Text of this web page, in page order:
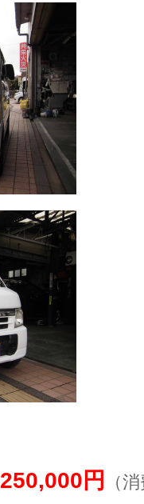
250,000円 （